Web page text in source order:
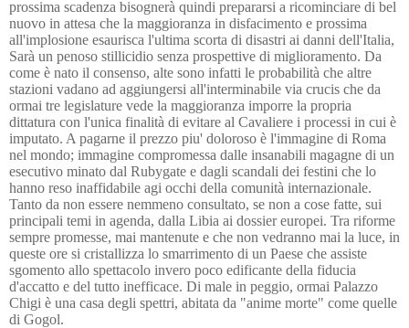
prossima scadenza bisognerà quindi prepararsi a ricominciare di bel
nuovo in attesa che la maggioranza in disfacimento e prossima
all'implosione esaurisca l'ultima scorta di disastri ai danni dell'Italia,
Sarà un penoso stillicidio senza prospettive di miglioramento. Da
come è nato il consenso, alte sono infatti le probabilità che altre
stazioni vadano ad aggiungersi all'interminabile via crucis che da
ormai tre legislature vede la maggioranza imporre la propria
dittatura con l'unica finalità di evitare al Cavaliere i processi in cui è
imputato. A pagarne il prezzo piu' doloroso è l'immagine di Roma
nel mondo; immagine compromessa dalle insanabili magagne di un
esecutivo minato dal Rubygate e dagli scandali dei festini che lo
hanno reso inaffidabile agi occhi della comunità internazionale.
Tanto da non essere nemmeno consultato, se non a cose fatte, sui
principali temi in agenda, dalla Libia ai dossier europei. Tra riforme
sempre promesse, mai mantenute e che non vedranno mai la luce, in
queste ore si cristallizza lo smarrimento di un Paese che assiste
sgomento allo spettacolo invero poco edificante della fiducia
d'accatto e del tutto inefficace. Di male in peggio, ormai Palazzo
Chigi è una casa degli spettri, abitata da "anime morte" come quelle
di Gogol.